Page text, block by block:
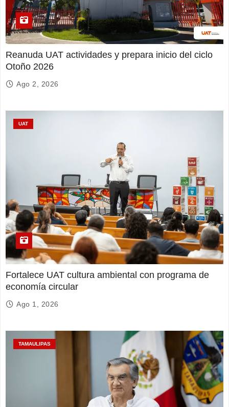
Reanuda UAT actividades y prepara inicio del ciclo
Otoño 2026
Ago 2, 2026
UAT
Fortalece UAT cultura ambiental con programa de
economía circular
Ago 1, 2026
TAMAULIPAS